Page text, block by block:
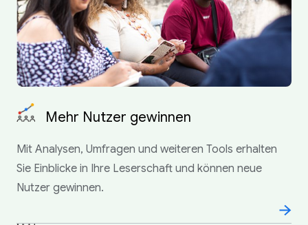
Mehr Nutzer gewinnen
Mit Analysen, Umfragen und weiteren Tools erhalten
Sie Einblicke in Ihre Leserschaft und können neue
Nutzer gewinnen.